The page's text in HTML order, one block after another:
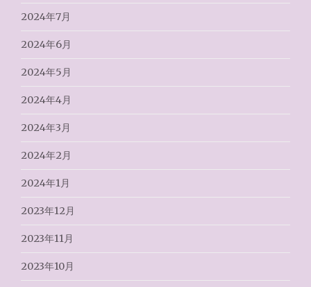
2024年7月
2024年6月
2024年5月
2024年4月
2024年3月
2024年2月
2024年1月
2023年12月
2023年11月
2023年10月